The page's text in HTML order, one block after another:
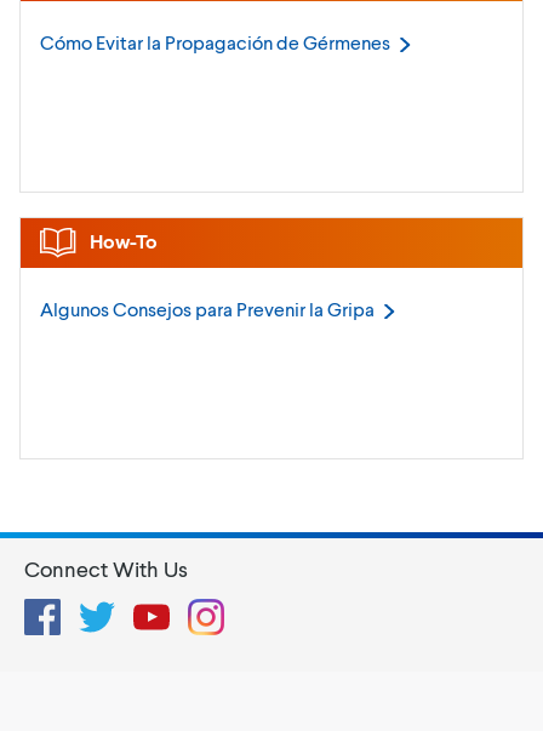
Cómo Evitar la Propagación de Gérmenes
How-To
Algunos Consejos para Prevenir la Gripa
Connect With Us
FacebookTwitterYouTubeInstagram